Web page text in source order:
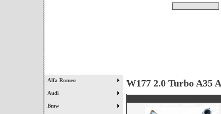
Alfa Romeo
Audi
Bmw
W177 2.0 Turbo A35